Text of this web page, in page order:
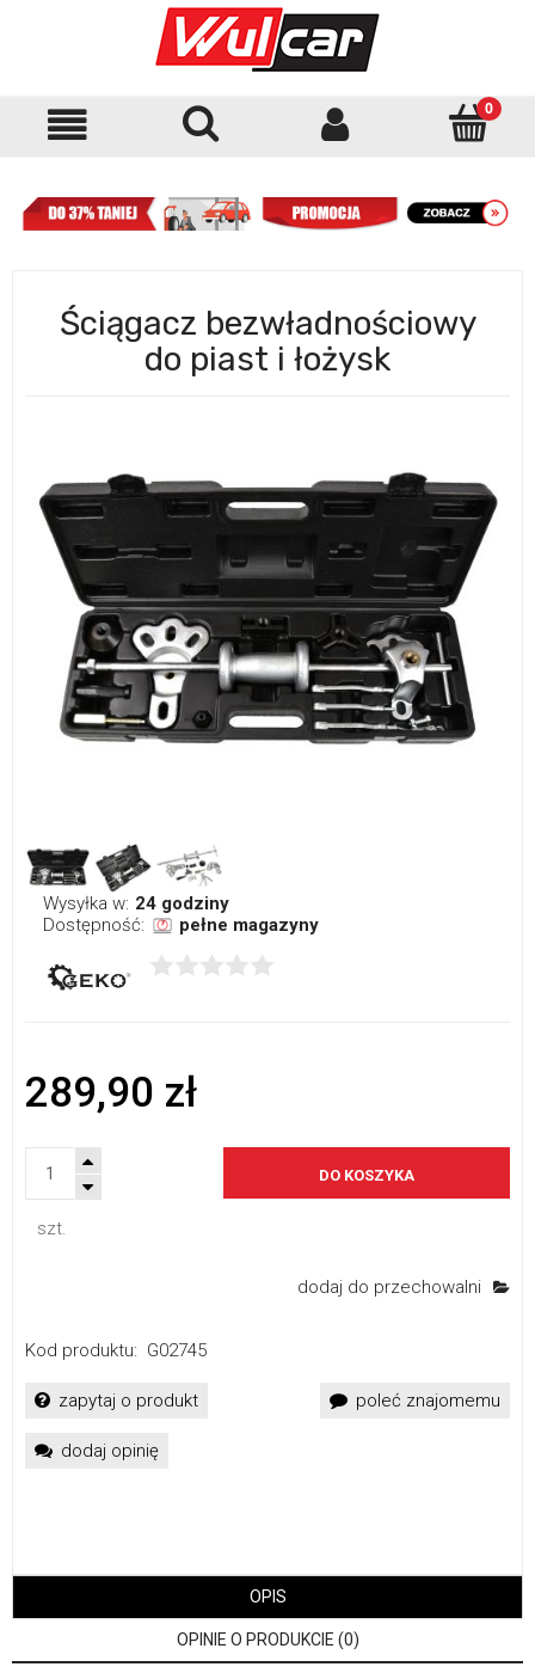
Ściągacz bezwładnościowy
do piast i łożysk
Wysyłka w: 24 godziny
Dostępność:
pełne magazyny
289,90 zł
szt.
DO KOSZYKA
dodaj do przechowalni
Kod produktu: G02745
zapytaj o produkt poleć znajomemu
dodaj opinię
OPIS
OPINIE O PRODUKCIE (0)